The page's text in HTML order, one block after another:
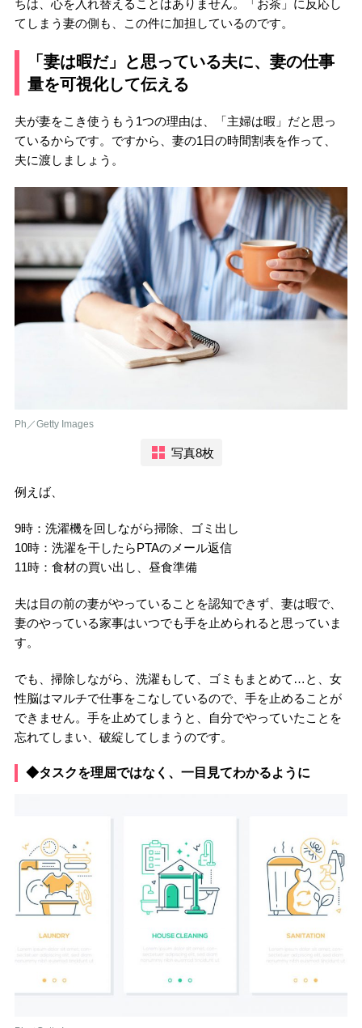
ちは、心を入れ替えることはありません。「お茶」に反応し
てしまう妻の側も、この件に加担しているのです。
「妻は暇だ」と思っている夫に、妻の仕事
量を可視化して伝える
夫が妻をこき使うもう1つの理由は、「主婦は暇」だと思っ
ているからです。ですから、妻の1日の時間割表を作って、
夫に渡しましょう。
Ph／Getty Images
写真8枚
例えば、
9時：洗濯機を回しながら掃除、ゴミ出し
10時：洗濯を干したらPTAのメール返信
11時：食材の買い出し、昼食準備
夫は目の前の妻がやっていることを認知できず、妻は暇で、
妻のやっている家事はいつでも手を止められると思っていま
す。
でも、掃除しながら、洗濯もして、ゴミもまとめて…と、女
性脳はマルチで仕事をこなしているので、手を止めることが
できません。手を止めてしまうと、自分でやっていたことを
忘れてしまい、破綻してしまうのです。
◆タスクを理屈ではなく、一目見てわかるように